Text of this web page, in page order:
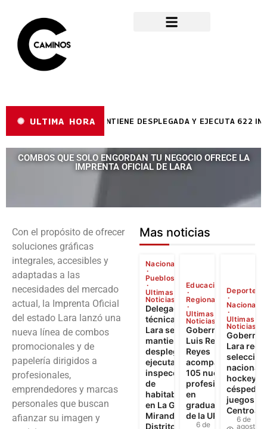
ULTIMA HORA
DE LARA SE MANTIENE DESPLEGADA Y EJECUTA 622
COMBOS QUE SOLO ENGORDAN TU NEGOCIO OFRECE LA
IMPRENTA OFICIAL DE LARA
Con el propósito de ofrecer
soluciones gráficas
integrales, accesibles y
adaptadas a las
necesidades del mercado
actual, la Imprenta Oficial
del estado Lara lanzó una
nueva línea de combos
promocionales y de
papelería dirigidos a
profesionales,
emprendedores y marcas
personales que buscan
afianzar su imagen y
Mas noticias
Nacional
Pueblos
Ultimas
Noticias
Delegación
técnica de
Lara se
mantiene
desplegada y
ejecuta 622
inspecciones
de
habitabilidad
en La Guaira,
Miranda y
Distrito
Educación
Regional
Ultimas
Noticias
Gobernador
Luis Reyes
Reyes
acompañó a
105 nuevos
profesionales
en
graduación
de la UPTAEB
6 de
Deporte
Nacional
Ultimas
Noticias
Lara
hockey
césped
juegos
6 de
agosto